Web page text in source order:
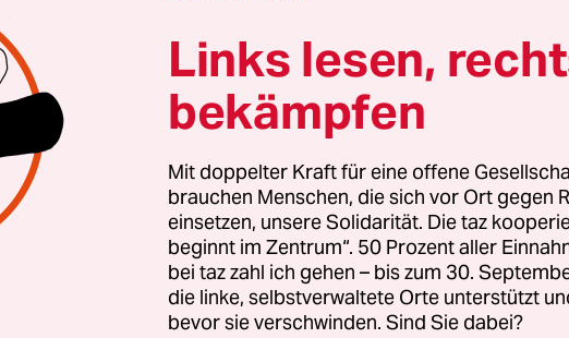
die Digitalwirtschaft ist nicht besonders grün. Versteht
etwas von Skalierung, Kipppunkten und
Ja! Wir haben verstanden, dass wir nach
3 Grad wärmere Erde haben, die für viele nicht mehr
in der Vegetationszonen verschoben oder vernichtet
in der sich ein immer größerer Teil der Menschheit auf
Gesellschafts- und Staatssysteme kippen , die
Chaos stürzt. All das ist heute absehbar, in einer Welt
schon um 1,2 Grad erwärmt ist.
gut gehen. Das sagt nicht nur die Wissenschaft oder
Links lesen,
bekämpfen
Mit doppelter Kraft für eine offene
brauchen Menschen, die sich vor Ort gegen
einsetzen, unsere Solidarität. Die taz
beginnt im Zentrum“. 50 Prozent aller
bei taz zahl ich gehen – bis zum 30.
die linke, selbstverwaltete Orte unterstützt
bevor sie verschwinden. Sind Sie dabei?